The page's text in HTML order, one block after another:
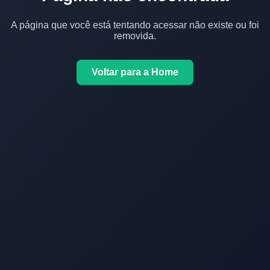
A página que você está tentando acessar não existe ou foi
removida.
Voltar para a Home